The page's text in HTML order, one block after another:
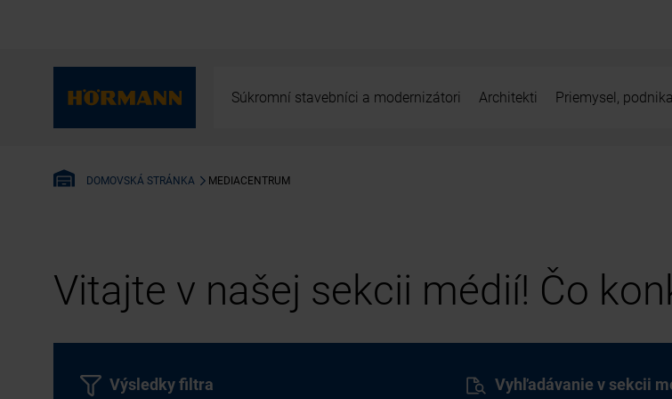
Súkromní stavebníci a modernizátori Architekti Priemysel,
DOMOVSKÁ STRÁNKA MEDIACENTRUM
Vitajte v našej sekcii médií! Čo
Vyhľadávanie v sekcii
Výsledky filtra